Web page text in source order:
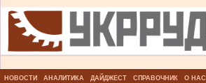
НОВОСТИ АНАЛИТИКА ДАЙДЖЕСТ СПРАВОЧНИК О НАС